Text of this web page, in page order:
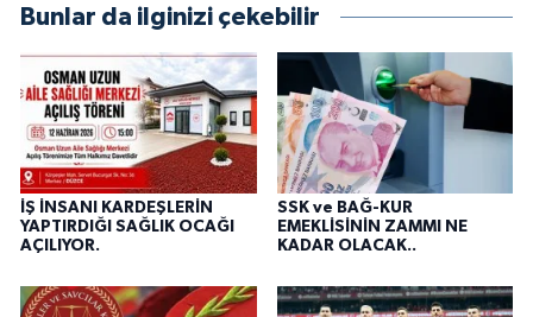
Bunlar da ilginizi çekebilir
İŞ İNSANI KARDEŞLERİN
YAPTIRDIĞI SAĞLIK OCAĞI
AÇILIYOR.
SSK ve BAĞ-KUR
EMEKLİSİNİN ZAMMI NE
KADAR OLACAK..